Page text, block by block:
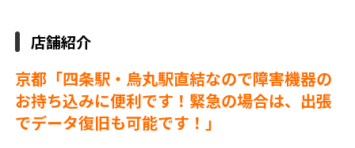
店舗紹介
京都「四条駅・烏丸駅直結なので障害機器の
お持ち込みに便利です！緊急の場合は、出張
でデータ復旧も可能です！」